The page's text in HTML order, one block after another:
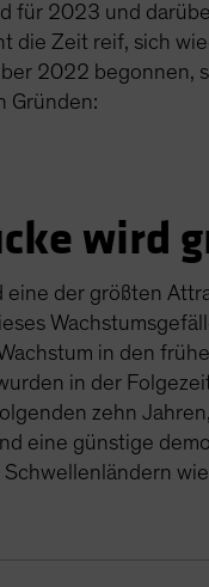
für 2023 und
die Zeit reif, sich
2022 begonnen,
Gründen:
wird
eine der größten
in den
in der
zehn
eine günstige